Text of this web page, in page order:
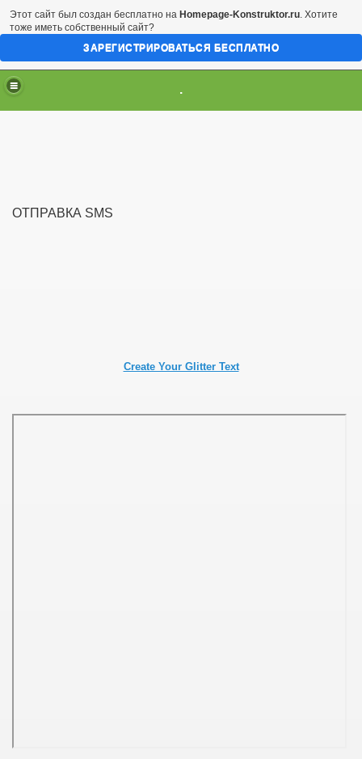
.
ОТПРАВКА SMS
Create Your Glitter Text
Этот сайт был создан бесплатно на Homepage-Konstruktor.ru. Хотите
тоже иметь собственный сайт?
ЗАРЕГИСТРИРОВАТЬСЯ БЕСПЛАТНО